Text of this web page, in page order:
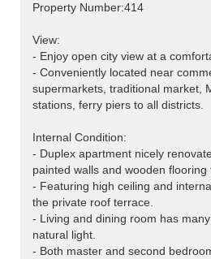
Property Number:414
View:
- Enjoy open city view at a
- Conveniently located near
supermarkets, traditional market,
stations, ferry piers to all districts.
Internal Condition:
- Duplex apartment nicely
painted walls and wooden flooring
- Featuring high ceiling and
the private roof terrace.
- Living and dining room has
natural light.
- Both master and second